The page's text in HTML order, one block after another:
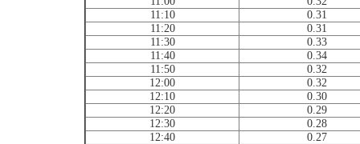
11:10
0.31
11:20
0.31
11:30
0.33
11:40
0.34
11:50
0.32
12:00
0.32
12:10
0.30
12:20
0.29
12:30
0.28
12:40
0.27